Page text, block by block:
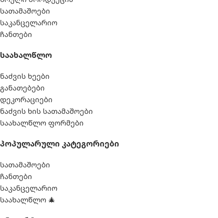
ჩასასმელი (დაშლადი)
ტოტები
სათამაშოები
საკანცელარიო
ჩანთები
Საახალწლო
ნაძვის ხეები
განათებები
დეკორაციები
ნაძვის ხის სათამაშოები
საახალწლო ფორმები
Პოპულარული Კატეგორიები
სათამაშოები
ჩანთები
საკანცელარიო
საახალწლო 🎄